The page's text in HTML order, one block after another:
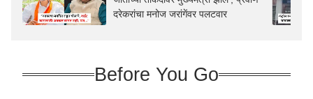
दरेकरांचा मनोज जरांगेंवर पलटवार
Before You Go